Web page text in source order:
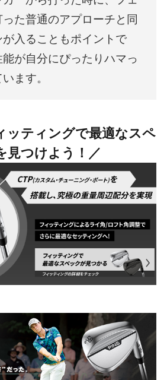
た普通のアプローチと同
が入ることもポイントで
が自分にぴったりハマっ
ます。
ッティングで最適なスペ
見つけよう！／